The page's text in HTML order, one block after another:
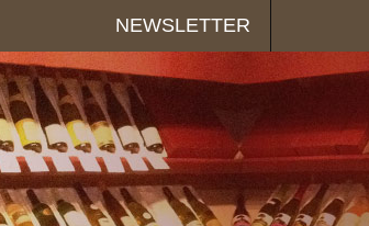
NEWSLETTER
Panneau de gestion des cookies